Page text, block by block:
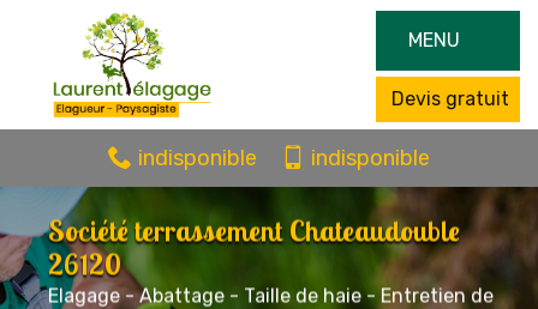
MENU
Devis gratuit
indisponible indisponible
Société terrassement Chateaudouble
26120
Elagage - Abattage - Taille de haie - Entretien de